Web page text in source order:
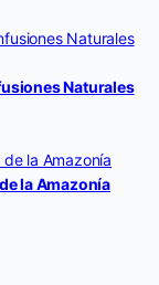
Naturales
la Amazonía